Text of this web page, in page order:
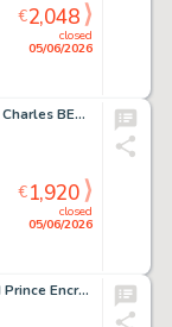
closed
05/06/2026
€2,048
Philippe DUPUY (né en 1960) et Charles BERBERIAN (né...
closed
05/06/2026
€1,920
HERMANN (1938-2026) Bernard Prince Encres de couleur...